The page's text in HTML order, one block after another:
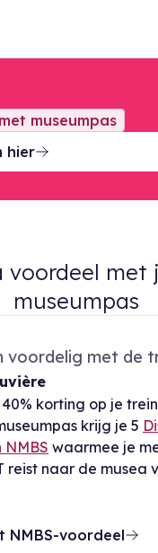
museumpas
hier
voordeel met
museumpas
voordelig met de
korting op je
krijg je 5
NMBS waarmee je
reist naar de musea
NMBS-voordeel